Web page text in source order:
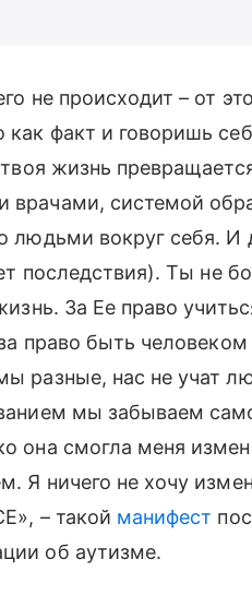
не происходит – от
факт и говоришь
жизнь
врачами, системой
людьми вокруг себя.
последствия). Ты не
За Ее право
право быть
разные, нас не учат
мы забываем
она смогла меня
Я ничего не хочу
– такой манифест
об аутизме.